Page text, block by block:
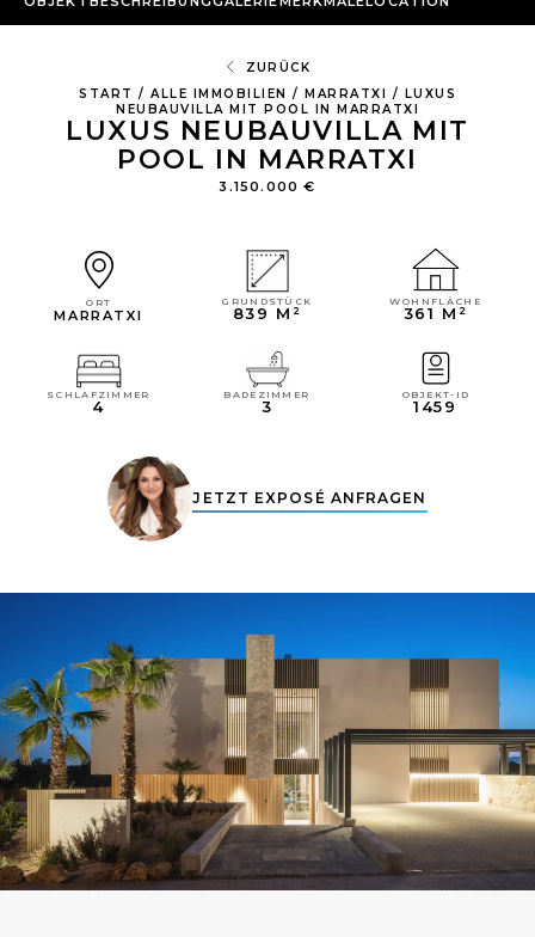
ZURÜCK
START / ALLE IMMOBILIEN / MARRATXI / LUXUS
NEUBAUVILLA MIT POOL IN MARRATXI
LUXUS NEUBAUVILLA MIT
POOL IN MARRATXI
3.150.000 €
ORT
MARRATXI
GRUNDSTÜCK
839 M²
WOHNFLÄCHE
361 M²
SCHLAFZIMMER
4
BADEZIMMER
3
OBJEKT-ID
1459
JETZT EXPOSÉ ANFRAGEN